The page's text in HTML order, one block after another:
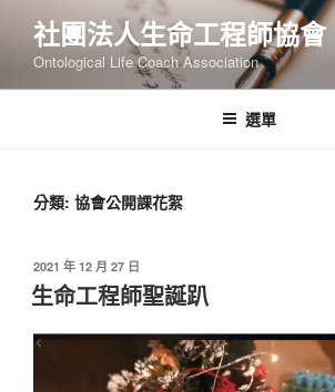
要
社團法人生命工程師協會
Ontological Life Coach Association
選單
分類: 協會公開課花絮
發
佈
於
2021 年 12 月 27 日
生命工程師聖誕趴